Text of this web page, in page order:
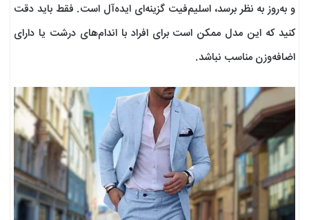
و به‌روز به نظر برسد، اسلیم‌فیت گزینه‌ای ایده‌آل است. فقط باید دقت
کنید که این مدل ممکن است برای افراد با اندام‌های درشت یا دارای
اضافه‌وزن مناسب نباشد.